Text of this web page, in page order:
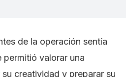
de la operación sentía
permitió valorar una
creatividad y preparar su